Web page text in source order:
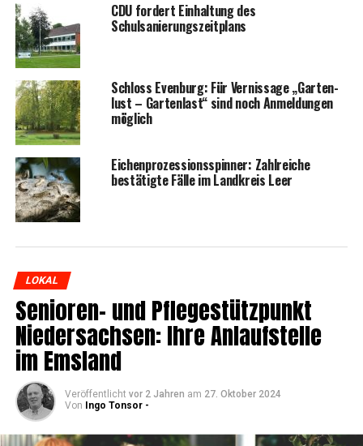
CDU for­dert Ein­hal­tung des
Schulsanierungszeitplans
Schloss Even­burg: Für Ver­nis­sa­ge „Gar­ten­
lust – Gar­ten­last“ sind noch Anmel­dun­gen
möglich
Eichen­pro­zes­si­ons­spin­ner: Zahl­rei­che
bestä­tig­te Fäl­le im Land­kreis Leer
LOKAL
Senio­ren- und Pfle­ge­stütz­punkt
Nie­der­sach­sen: Ihre Anlauf­stel­le
im Emsland
Veröffentlicht vor 2 Jahren am 27. Oktober 2024
Von
Ingo Tonsor -